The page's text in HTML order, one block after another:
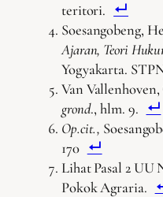
teritori.
Soesangobeng,
Ajaran, Teori
Yogyakarta.
Van
grond., hlm. 9.
Op.cit.,
170
Lihat Pasal 2 UU
Pokok Agraria.